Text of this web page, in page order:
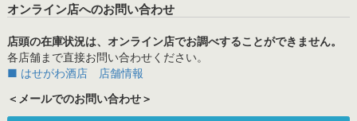
オンライン店へのお問い合わせ
店頭の在庫状況は、オンライン店でお調べすることができません。
各店舗まで直接お問い合わせください。
■ はせがわ酒店 店舗情報
＜メールでのお問い合わせ＞